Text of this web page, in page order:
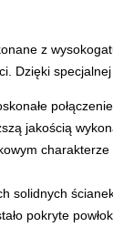
z
Dzięki
jakością
charakterze
solidnych
pokryte